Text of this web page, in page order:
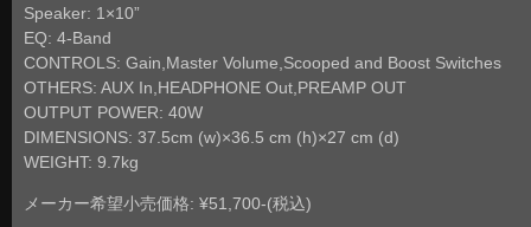
Speaker: 1×10”
EQ: 4-Band
CONTROLS: Gain,Master Volume,Scooped and Boost Switches
OTHERS: AUX In,HEADPHONE Out,PREAMP OUT
OUTPUT POWER: 40W
DIMENSIONS: 37.5cm (w)×36.5 cm (h)×27 cm (d)
WEIGHT: 9.7kg
メーカー希望小売価格: ¥51,700-(税込)